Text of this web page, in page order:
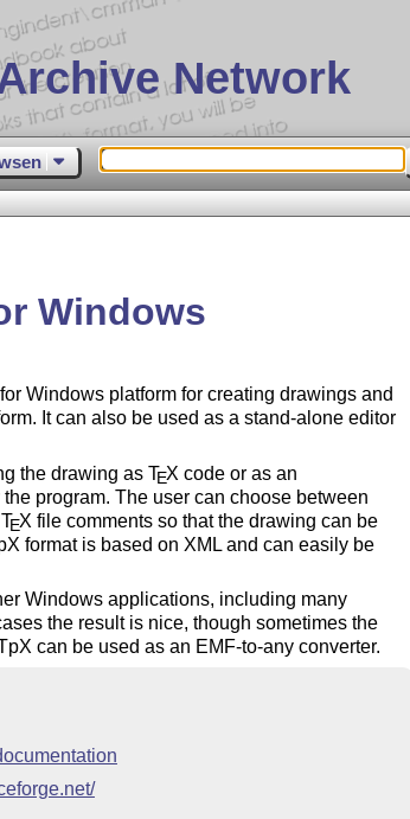
Network
Windows
Windows platform for creating drawings and
It can also be used as a stand-alone editor
the drawing as TEX code or as an
program. The user can choose between
TEX file comments so that the drawing can be
format is based on XML and can easily be
Windows applications, including many
the result is nice, though sometimes the
can be used as an EMF-to-any converter.